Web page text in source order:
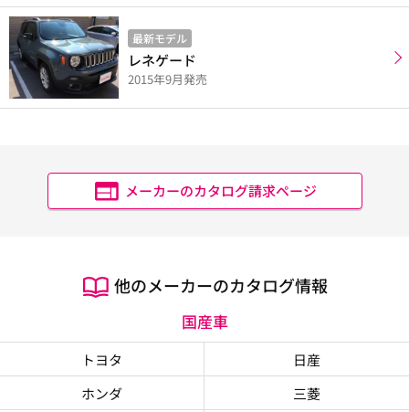
最新モデル
レネゲード
2015年9月発売
メーカーのカタログ請求ページ
他のメーカーのカタログ情報
国産車
トヨタ
日産
ホンダ
三菱